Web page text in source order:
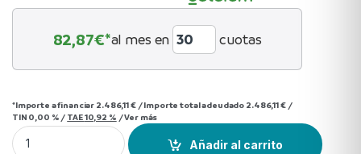
82,87€*al mes en cuotas
*Importe a financiar 2.486,11 € /Importe total adeudado 2.486,11 €/
TIN 0,00 % / TAE10,92 % /Ver más
Mitsubishi Electric MPEZ-50VJA R32 quantity
Añadir al carrito